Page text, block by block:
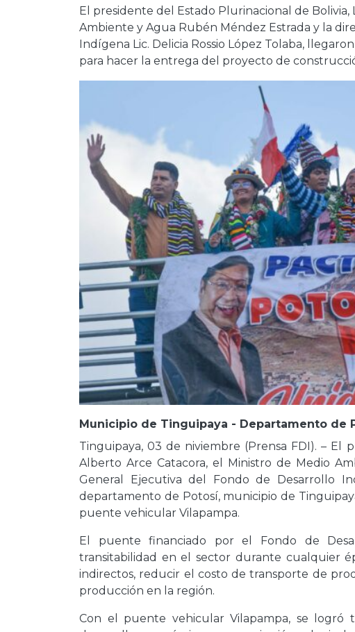
El presidente del Estado Plurinacional de Bolivia,
Ambiente y Agua Rubén Méndez Estrada y la
Indígena Lic. Delicia Rossio López Tolaba,
para hacer la entrega del proyecto de
Municipio de Tinguipaya - Departamento de
Tinguipaya, 03 de niviembre (Prensa FDI). – El
Alberto Arce Catacora, el Ministro de Medio
General Ejecutiva del Fondo de Desarrollo
departamento de Potosí, municipio de
puente vehicular Vilapampa.
El puente financiado por el Fondo de
transitabilidad en el sector durante cualquier
indirectos, reducir el costo de transporte de
producción en la región.
Con el puente vehicular Vilapampa, se logró